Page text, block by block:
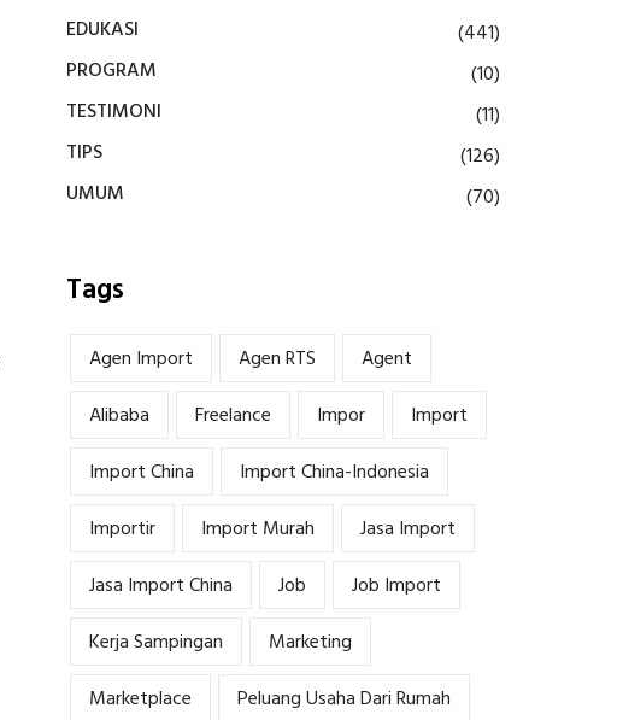
EDUKASI
(441)
PROGRAM
(10)
TESTIMONI
(11)
TIPS
(126)
UMUM
(70)
Tags
Agen Import Agen RTS
Agent
Alibaba
Freelance Impor
Import
Import China
Import China-Indonesia
Importir
Import Murah
Jasa Import
Jasa Import China
Job
Job Import
Kerja Sampingan
Marketing
Marketplace
Peluang Usaha Dari Rumah